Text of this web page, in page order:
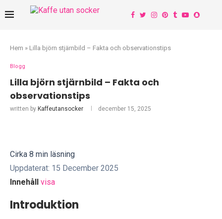
Hem » Lilla björn stjärnbild – Fakta och observationstips
Blogg
Lilla björn stjärnbild – Fakta och
observationstips
written by Kaffeutansocker december 15, 2025
Cirka 8 min läsning
Uppdaterat: 15 December 2025
Innehåll visa
Introduktion